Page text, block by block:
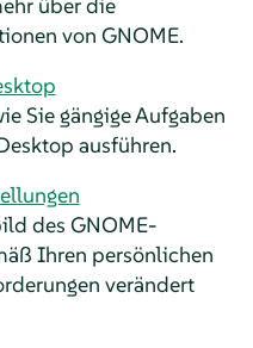
von GNOME.
Sie gängige Aufgaben
ausführen.
des GNOME-
Ihren persönlichen
verändert